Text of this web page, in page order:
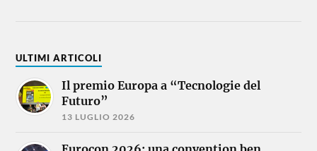
ULTIMI ARTICOLI
Il premio Europa a “Tecnologie del
Futuro”
13 LUGLIO 2026